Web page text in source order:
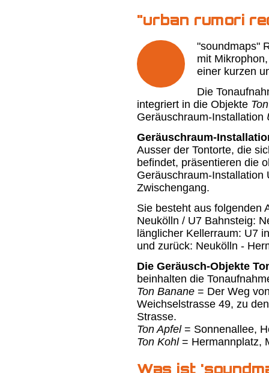
"urban rumori
"soundmaps"
mit
einer kurzen
Die
integriert in die Objekte
Geräuschraum-Installation
Geräuschraum-
Ausser der Tontorte, die
befindet, präsentieren die
Geräuschraum-Installation
Zwischengang.
Sie besteht aus folgenden
Neukölln / U7 Bahnsteig:
länglicher Kellerraum: U7
und zurück: Neukölln -
Die Geräusch-Objekte
beinhalten die
Ton Banane = Der Weg
Weichselstrasse 49, zu
Strasse.
Ton Apfel= Sonnenallee,
Ton Kohl= Hermannplatz,
Was ist